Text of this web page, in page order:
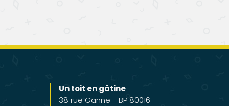
Un toit en gâtine
38 rue Ganne - BP 80016